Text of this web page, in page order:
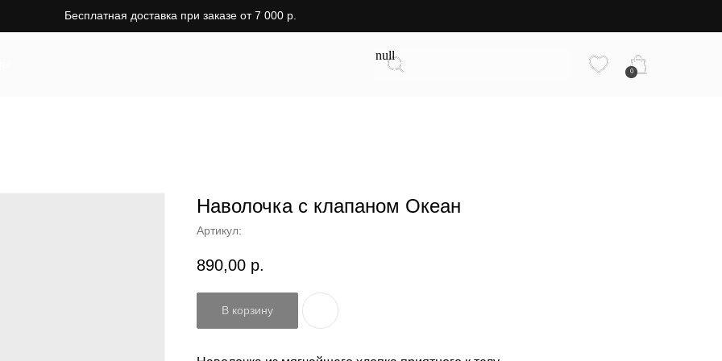
Бесплатная доставка при заказе от 7 000 р.
0
null
Наволочка с клапаном Океан
Артикул:
890,00 р.
В корзину